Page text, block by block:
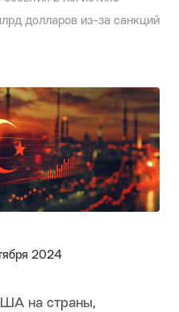
долларов из-за санкций
2024
на страны,